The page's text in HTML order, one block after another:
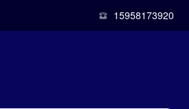
15958173920